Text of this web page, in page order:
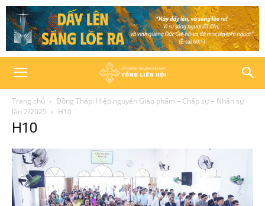
Trang chủ
Đồng Tháp: Hiệp nguyện Giáo phẩm – Chấp sự – Nhân sự
lần 2/2025
H10
H10